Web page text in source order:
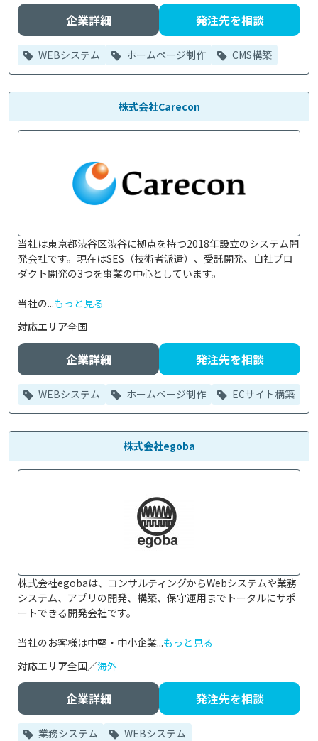
企業詳細 発注先を相談
WEBシステム ホームページ制作 CMS構築
株式会社Carecon
当社は東京都渋谷区渋谷に拠点を持つ2018年設立のシステム開
発会社です。現在はSES（技術者派遣）、受託開発、自社プロ
ダクト開発の3つを事業の中心としています。
当社の...もっと見る
対応エリア全国
企業詳細 発注先を相談
WEBシステム ホームページ制作 ECサイト構築
株式会社egoba
株式会社egobaは、コンサルティングからWebシステムや業務
システム、アプリの開発、構築、保守運用までトータルにサポ
ートできる開発会社です。
当社のお客様は中堅・中小企業...もっと見る
対応エリア全国／海外
企業詳細 発注先を相談
業務システム WEBシステム